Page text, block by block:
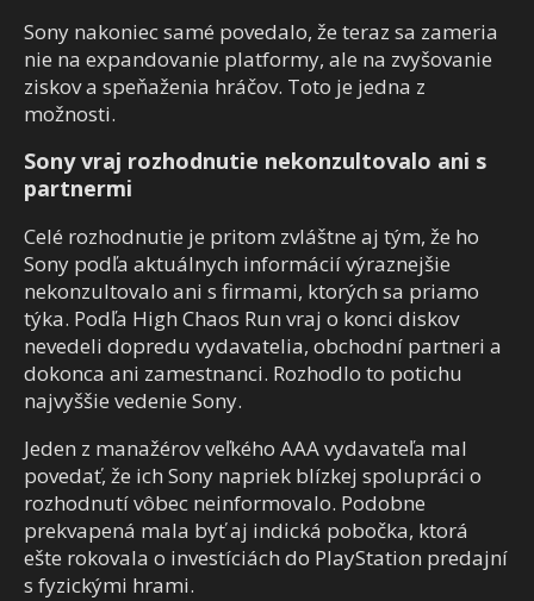
Sony nakoniec samé povedalo, že teraz sa zameria
nie na expandovanie platformy, ale na zvyšovanie
ziskov a speňaženia hráčov. Toto je jedna z
možnosti.
Sony vraj rozhodnutie nekonzultovalo ani s
partnermi
Celé rozhodnutie je pritom zvláštne aj tým, že ho
Sony podľa aktuálnych informácií výraznejšie
nekonzultovalo ani s firmami, ktorých sa priamo
týka. Podľa High Chaos Run vraj o konci diskov
nevedeli dopredu vydavatelia, obchodní partneri a
dokonca ani zamestnanci. Rozhodlo to potichu
najvyššie vedenie Sony.
Jeden z manažérov veľkého AAA vydavateľa mal
povedať, že ich Sony napriek blízkej spolupráci o
rozhodnutí vôbec neinformovalo. Podobne
prekvapená mala byť aj indická pobočka, ktorá
ešte rokovala o investíciách do PlayStation predajní
s fyzickými hrami.